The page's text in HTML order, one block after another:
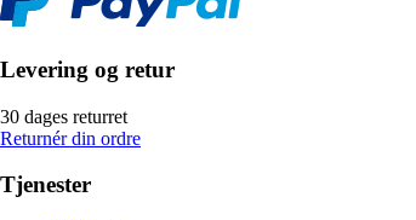
Levering og retur
30 dages returret
Returnér din ordre
Tjenester